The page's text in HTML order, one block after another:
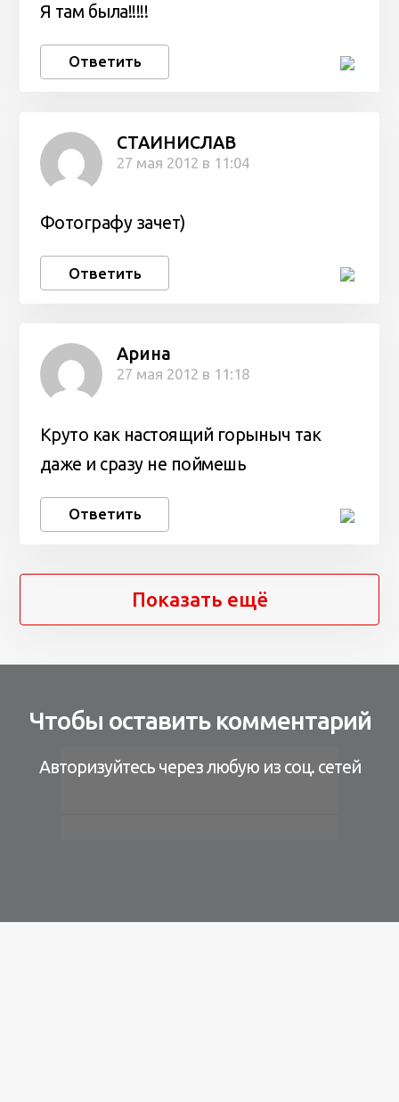
Я там была!!!!!
Ответить
СТАИНИСЛАВ
27 мая 2012 в 11:04
Фотографу зачет)
Ответить
Арина
27 мая 2012 в 11:18
Круто как настоящий горыныч так
даже и сразу не поймешь
Ответить
Показать ещё
Чтобы оставить комментарий
Авторизуйтесь через любую из соц. сетей